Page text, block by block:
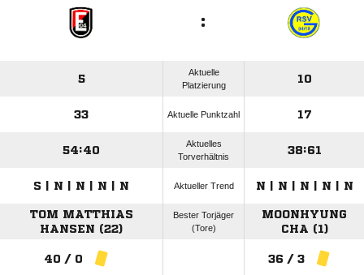
:
5
Aktuelle
Platzierung
10
33 Aktuelle Punktzahl 17
54:40
Aktuelles
Torverhältnis
38:61
S | N | N | N | N Aktueller Trend N | N | N | N | N
TOM MATTHIAS
HANSEN (22)
Bester Torjäger
(Tore)
MOONHYUNG
CHA (1)
40 / 0 36 / 3